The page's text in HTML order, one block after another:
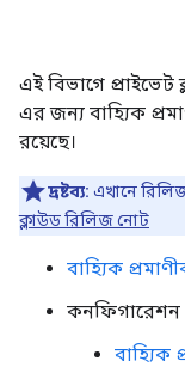
এই বিভাগে
এর জন্য বাহ্যিক
রয়েছে।
দ্রষ্টব্য: এখানে
ক্লাউড রিলিজ নোট
বাহ্যিক
কনফিগারেশন
বাহ্যিক